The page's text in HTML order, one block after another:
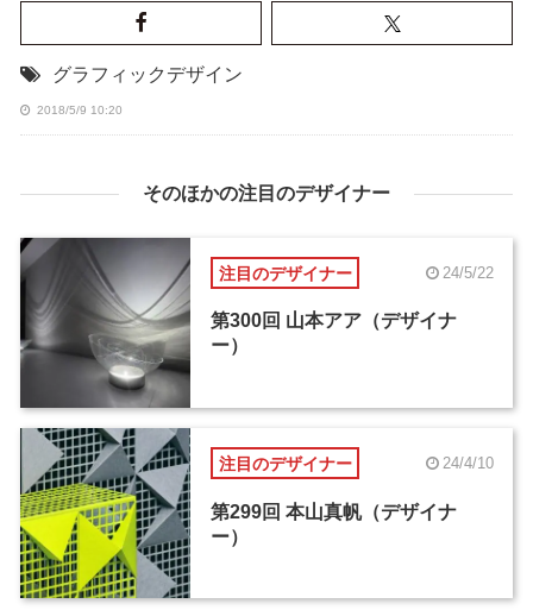
グラフィックデザイン
2018/5/9 10:20
そのほかの注目のデザイナー
注目のデザイナー 24/5/22
第300回 山本アア（デザイナ
ー）
注目のデザイナー 24/4/10
第299回 本山真帆（デザイナ
ー）